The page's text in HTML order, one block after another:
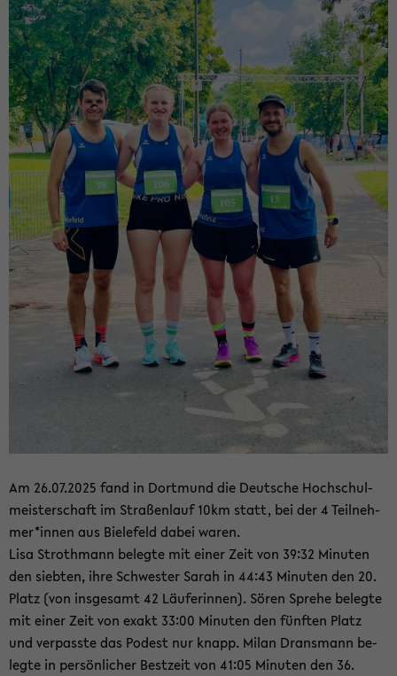
Am 26.07.2025 fand in Dort­mund die Deut­sche Hoch­schul­
meis­ter­schaft im Stra­ßen­lauf 10km statt, bei der 4 Teil­neh­
mer*innen aus Bie­le­feld dabei waren.
Lisa Stroth­mann be­leg­te mit einer Zeit von 39:32 Mi­nu­ten
den sieb­ten, ihre Schwes­ter Sarah in 44:43 Mi­nu­ten den 20.
Platz (von ins­ge­samt 42 Läu­fe­rin­nen). Sören Spre­he be­leg­te
mit einer Zeit von exakt 33:00 Mi­nu­ten den fünf­ten Platz
und ver­pass­te das Po­dest nur knapp. Milan Drans­mann be­
leg­te in per­sön­li­cher Best­zeit von 41:05 Mi­nu­ten den 36.